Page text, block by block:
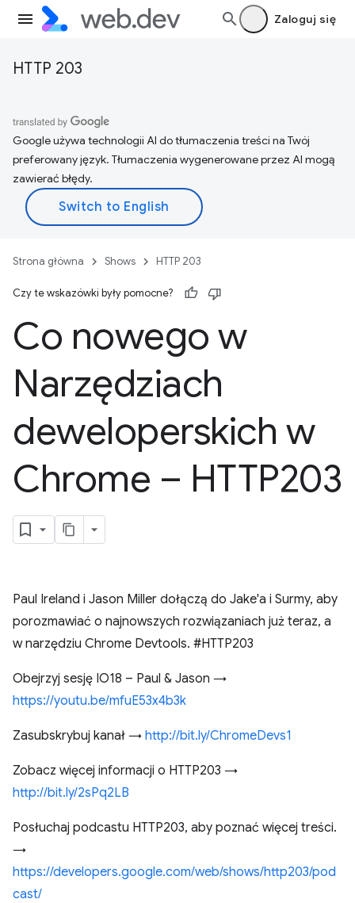
Zaloguj się
HTTP 203
Google używa technologii AI do tłumaczenia treści na Twój
preferowany język. Tłumaczenia wygenerowane przez AI mogą
zawierać błędy.
Strona główna Shows HTTP 203
Czy te wskazówki były pomocne?
Co nowego w
Narzędziach
deweloperskich w
Chrome – HTTP203
Paul Ireland i Jason Miller dołączą do Jake'a i Surmy, aby
porozmawiać o najnowszych rozwiązaniach już teraz, a
w narzędziu Chrome Devtools. #HTTP203
Obejrzyj sesję IO18 – Paul & Jason →
https://youtu.be/mfuE53x4b3k
Zasubskrybuj kanał → http://bit.ly/ChromeDevs1
Zobacz więcej informacji o HTTP203 →
http://bit.ly/2sPq2LB
Posłuchaj podcastu HTTP203, aby poznać więcej treści.
→
https://developers.google.com/web/shows/http203/pod
cast/